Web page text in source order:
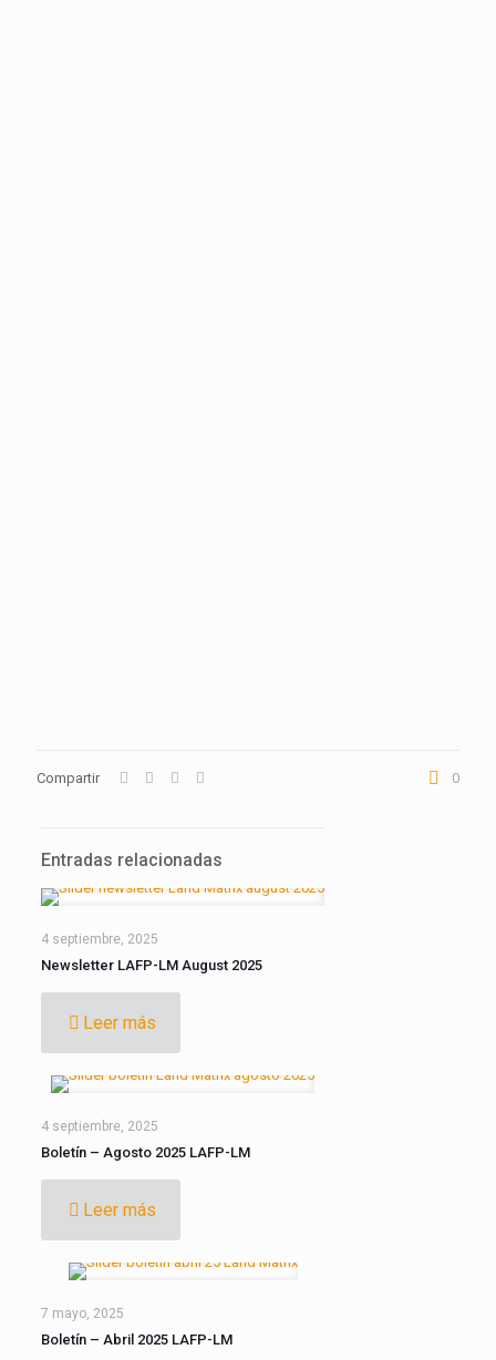
Compartir 0
Entradas relacionadas
4 septiembre, 2025
Newsletter LAFP-LM August 2025
Leer más
4 septiembre, 2025
Boletín – Agosto 2025 LAFP-LM
Leer más
7 mayo, 2025
Boletín – Abril 2025 LAFP-LM